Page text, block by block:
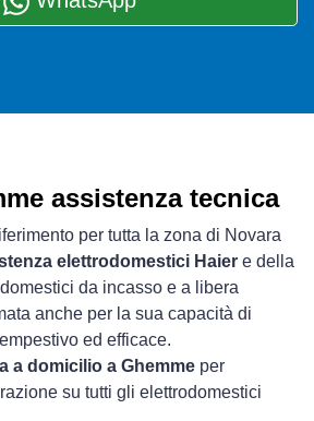
assistenza tecnica
per tutta la zona di Novara
elettrodomestici Haier e della
da incasso e a libera
anche per la sua capacità di
ed efficace.
a domicilio a Ghemme per
su tutti gli elettrodomestici